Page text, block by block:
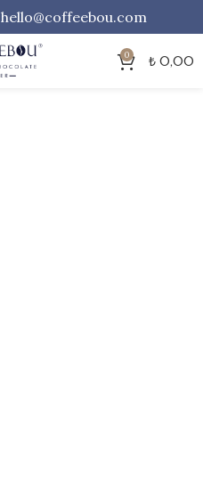
hello@coffeebou.com
0 ₺ 0,00